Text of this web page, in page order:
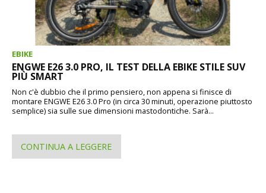
EBIKE
ENGWE E26 3.0 PRO, IL TEST DELLA EBIKE STILE SUV
PIÙ SMART
Non c'è dubbio che il primo pensiero, non appena si finisce di
montare ENGWE E26 3.0 Pro (in circa 30 minuti, operazione piuttosto
semplice) sia sulle sue dimensioni mastodontiche. Sarà...
CONTINUA A LEGGERE